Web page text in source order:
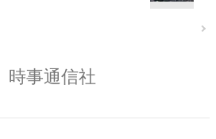
時事通信社